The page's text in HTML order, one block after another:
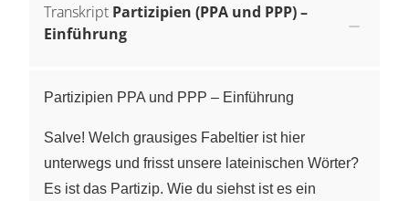
Transkript Partizipien (PPA und PPP) –
Einführung
Partizipien PPA und PPP – Einführung
Salve! Welch grausiges Fabeltier ist hier
unterwegs und frisst unsere lateinischen Wörter?
Es ist das Partizip. Wie du siehst ist es ein